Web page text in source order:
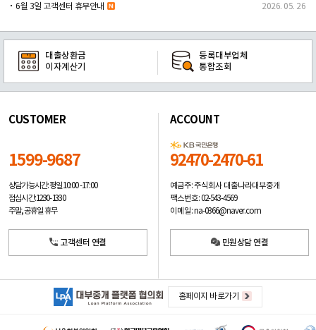
6월 3일 고객센터 휴무안내 2026. 05. 26
대출상환금
이자계산기
등록대부업체
통합조회
CUSTOMER
1599-9687
상담가능시간: 평일10:00 -17:00
점심시간: 12:30 - 13:30
주말, 공휴일 휴무
고객센터 연결
ACCOUNT
92470-2470-61
예금주: 주식회사 대출나라대부중개
팩스번호: 02-543-4569
이메일: na-0366@naver.com
민원상담 연결
홈페이지 바로가기